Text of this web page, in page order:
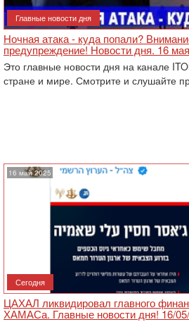
Главные новости дня
Ночная атака - куда попали?
предупреждение! Новости дня. 16
Это главные новости дня на канале
стране и мире. Смотрите и слушайте
16 май 2025
Сегодня
ЦАХАЛ ликвидировал главного
ХАМАСа. Главные новости дня! 16/